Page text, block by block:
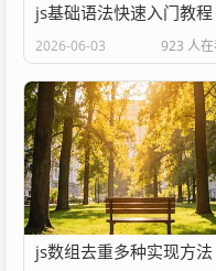
js基础语法快速入门教程
2026-06-03 923 人在
js数组去重多种实现方法